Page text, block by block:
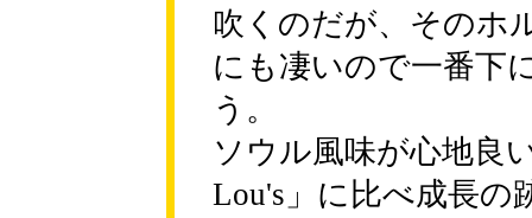
吹くのだが、そのホ
にも凄いので一番下
う。
ソウル風味が心地良
Lou's」に比べ成長の